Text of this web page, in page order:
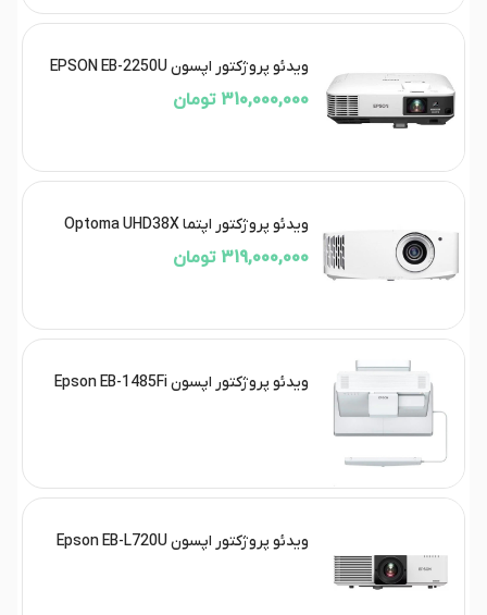
ویدئو پروژکتور اپسون EPSON EB-2250U
310,000,000 تومان
ویدئو پروژکتور اپتما Optoma UHD38X
319,000,000 تومان
ویدئو پروژکتور اپسون Epson EB-1485Fi
ویدئو پروژکتور اپسون Epson EB-L720U